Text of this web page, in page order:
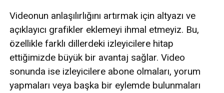
Videonun anlaşılırlığını artırmak için altyazı ve
açıklayıcı grafikler eklemeyi ihmal etmeyiz. Bu,
özellikle farklı dillerdeki izleyicilere hitap
ettiğimizde büyük bir avantaj sağlar. Video
sonunda ise izleyicilere abone olmaları, yorum
yapmaları veya başka bir eylemde bulunmaları